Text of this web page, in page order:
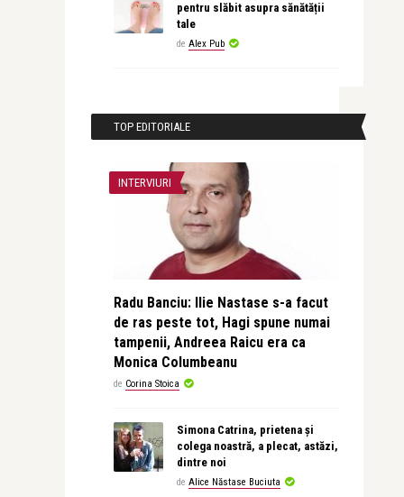
pentru slăbit asupra sănătății
tale
de Alex Pub
TOP EDITORIALE
INTERVIURI
Radu Banciu: Ilie Nastase s-a facut
de ras peste tot, Hagi spune numai
tampenii, Andreea Raicu era ca
Monica Columbeanu
de Corina Stoica
Simona Catrina, prietena și
colega noastră, a plecat, astăzi,
dintre noi
de Alice Năstase Buciuta